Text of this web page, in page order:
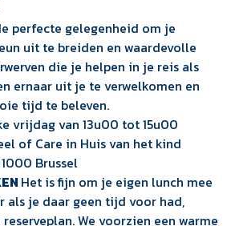
perfecte gelegenheid om je
uit te breiden en waardevolle
die je helpen in je reis als
ernaar uit je te verwelkomen en
tijd te beleven.
vrijdag van 13u00 tot 15u00
of Care in Huis van het kind
Brussel
Het is fijn om je eigen lunch mee
als je daar geen tijd voor had,
We voorzien een warme